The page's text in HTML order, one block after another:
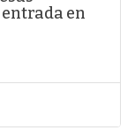
en